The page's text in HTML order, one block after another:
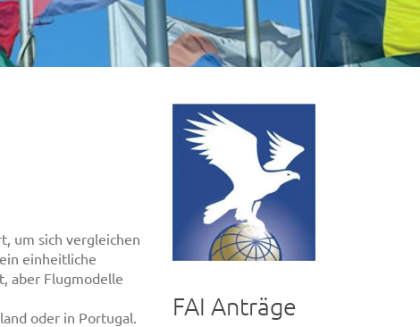
um sich vergleichen
einheitliche
aber Flugmodelle
oder in Portugal.
FAI Anträge